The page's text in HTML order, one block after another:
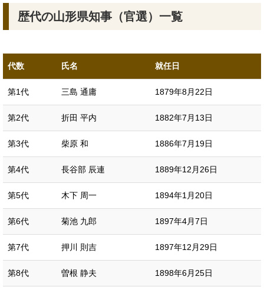
歴代の山形県知事（官選）一覧
代数 氏名 就任日
第1代 三島 通庸 1879年8月22日
第2代 折田 平内 1882年7月13日
第3代 柴原 和 1886年7月19日
第4代 長谷部 辰連 1889年12月26日
第5代 木下 周一 1894年1月20日
第6代 菊池 九郎 1897年4月7日
第7代 押川 則吉 1897年12月29日
第8代 曽根 静夫 1898年6月25日